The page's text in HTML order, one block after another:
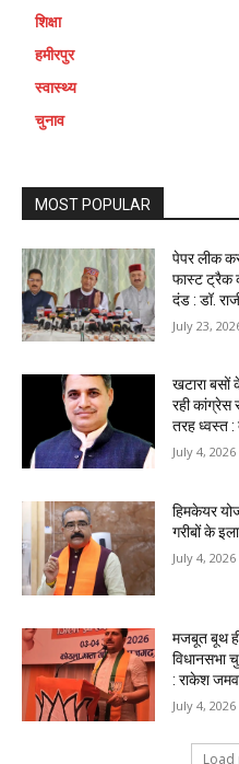
शिक्षा
हमीरपुर
स्वास्थ्य
चुनाव
MOST POPULAR
पेपर लीक
फास्ट ट्रैक
दंड : डॉ.
July 23,
खटारा बसों
रही कांग्रेस
तरह ध्वस्त :
July 4, 2026
हिमकेयर
गरीबों के
July 4, 2026
मजबूत बूथ
विधानसभा
: राकेश
July 4, 2026
Load